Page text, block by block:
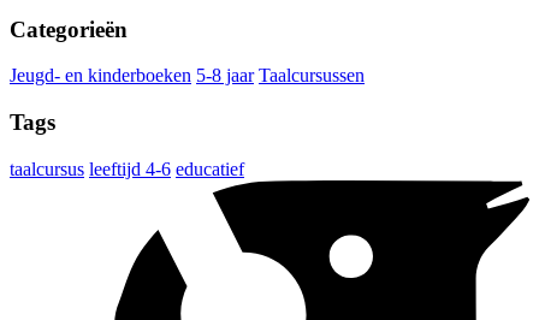
Categorieën
Jeugd- en kinderboeken 5-8 jaar Taalcursussen
Tags
taalcursus leeftijd 4-6 educatief